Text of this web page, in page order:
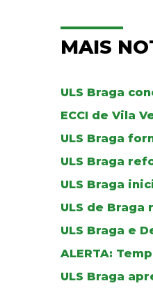
MAIS
ULS Braga
ECCI de Vila
ULS Braga
ULS Braga
ULS Braga
ULS de
ULS Braga e
ALERTA:
ULS Braga